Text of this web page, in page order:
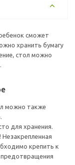
сможет
хранить бумагу
стол можно
можно также
для хранения.
крепить к